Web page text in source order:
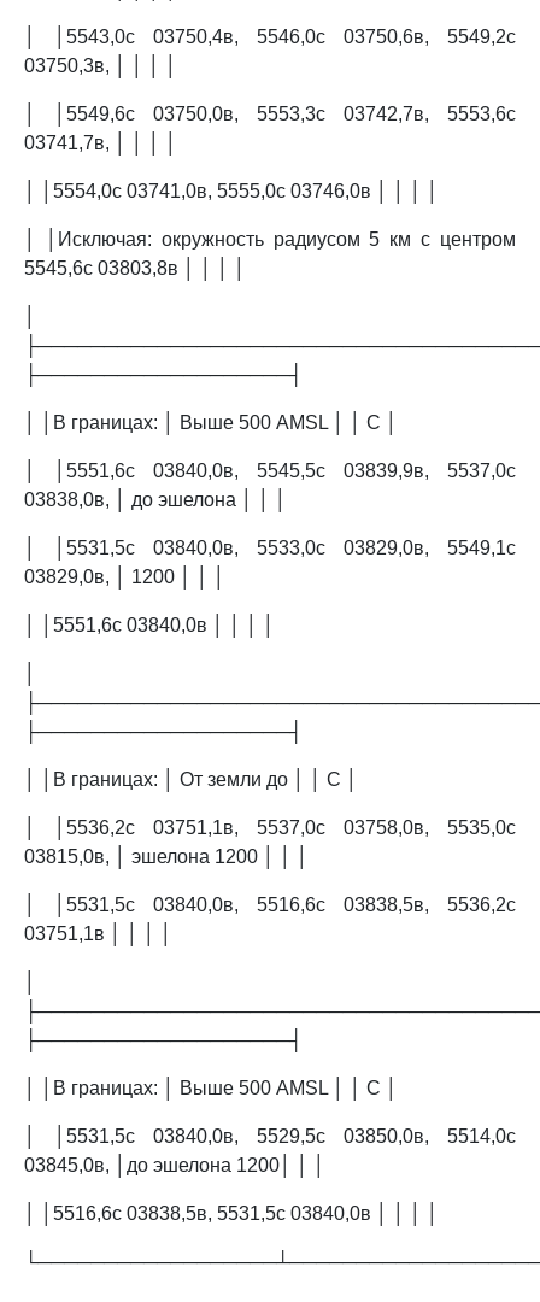
│ │5543,0с 03750,4в, 5546,0с 03750,6в, 5549,2с
03750,3в, │ │ │ │
│ │5549,6с 03750,0в, 5553,3с 03742,7в, 5553,6с
03741,7в, │ │ │ │
│ │5554,0с 03741,0в, 5555,0с 03746,0в │ │ │ │
│ │Исключая: окружность радиусом 5 км с центром
5545,6с 03803,8в │ │ │ │
├───────────────────┤
│ │В границах: │ Выше 500 AMSL │ │ C │
│ │5551,6с 03840,0в, 5545,5с 03839,9в, 5537,0с
03838,0в, │ до эшелона │ │ │
│ │5531,5с 03840,0в, 5533,0с 03829,0в, 5549,1с
03829,0в, │ 1200 │ │ │
│ │5551,6с 03840,0в │ │ │ │
├───────────────────┤
│ │В границах: │ От земли до │ │ C │
│ │5536,2с 03751,1в, 5537,0с 03758,0в, 5535,0с
03815,0в, │ эшелона 1200 │ │ │
│ │5531,5с 03840,0в, 5516,6с 03838,5в, 5536,2с
03751,1в │ │ │ │
├───────────────────┤
│ │В границах: │ Выше 500 AMSL │ │ C │
│ │5531,5с 03840,0в, 5529,5с 03850,0в, 5514,0с
03845,0в, │до эшелона 1200│ │ │
│ │5516,6с 03838,5в, 5531,5с 03840,0в │ │ │ │